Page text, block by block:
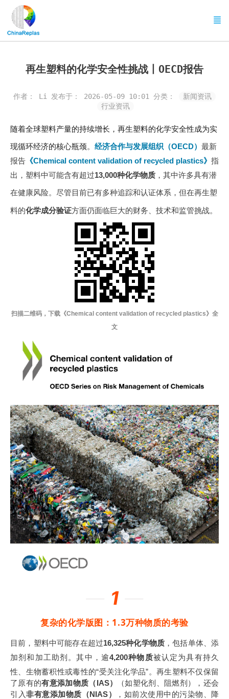
再生塑料的化学安全性挑战丨OECD报告
作者： Li 发布于： 2026-05-09 10:01 分类：
新闻资讯
行业资讯
随着全球塑料产量的持续增长，再生塑料的化学安全性成为实
现循环经济的核心瓶颈。 经济合作与发展组织（OECD） 最新
报告 《Chemical content validation of recycled plastics》 指
出，塑料中可能含有超过13,000种化学物质 ，其中许多具有潜
在健康风险。尽管目前已有多种追踪和认证体系，但在再生塑
料的化学成分验证方面仍面临巨大的财务、技术和监管挑战。
扫描二维码，下载《Chemical content validation of recycled plastics》 全
文
1
复杂的化学版图：1.3万种物质的考验
目前，塑料中可能存在超过16,325种化学物质 ，包括单体、添
加剂和加工助剂 。其中，逾4,200种物质被认定为具有持久
性、生物蓄积性或毒性的“受关注化学品”。再生塑料不仅保留
了原有的有意添加物质（IAS）
（如塑化剂、阻燃剂），还会
引入非有意添加物质（NIAS）
，如前次使用中的污染物、降